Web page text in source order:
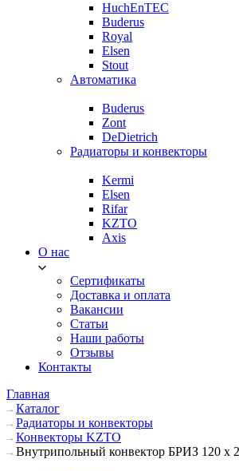
HuchEnTEC
Buderus
Royal
Elsen
Stout
Автоматика
Buderus
Zont
DeDietrich
Радиаторы и конвекторы
Kermi
Elsen
Rifar
KZTO
Axis
О нас
Сертификаты
Доставка и оплата
Вакансии
Статьи
Наши работы
Отзывы
Контакты
Главная
Каталог
Радиаторы и конвекторы
Конвекторы KZTO
Внутрипольный конвектор БРИЗ 120 х